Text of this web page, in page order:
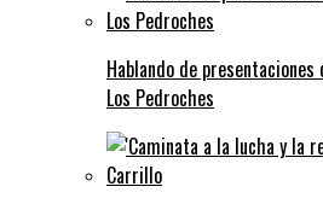
Hablando de
Los Pedroches